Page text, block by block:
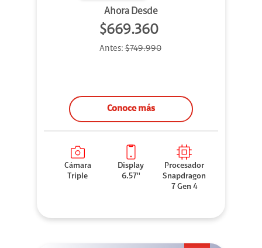
Ahora Desde
$669.360
Antes:$749.990
Conoce más
Cámara
Triple
Display
6.57''
Procesador
Snapdragon
7 Gen 4